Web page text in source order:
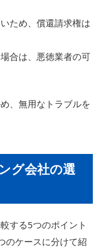
ため、償還請求権は
合は、悪徳業者の可
、無用なトラブルを
グ会社の選
する5つのポイント
のケースに分けて紹